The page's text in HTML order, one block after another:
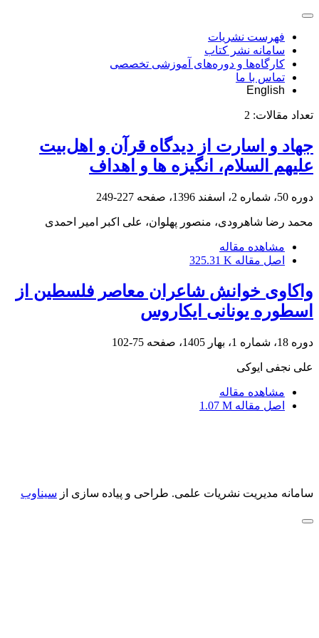
فهرست نشریات
سامانه نشر کتاب
کارگاه‌ها و دوره‌های آموزشی تخصصی
تماس با ما
English
تعداد مقالات: 2
جهاد و اسارت از دیدگاه قرآن و اهل‌بیت
علیهم السلام، انگیزه ها و اهداف
دوره 50، شماره 2، اسفند 1396، صفحه 227-249
محمد رضا شاهرودی، منصور پهلوان، علی اکبر امیر احمدی
مشاهده مقاله
اصل مقاله 325.31 K
واکاوی خوانش شاعران معاصر فلسطین از
اسطوره یونانی ایکاروس
دوره 18، شماره 1، بهار 1405، صفحه 75-102
علی نجفی ایوکی
مشاهده مقاله
اصل مقاله 1.07 M
سامانه مدیریت نشریات علمی. طراحی و پیاده سازی از سیناوب